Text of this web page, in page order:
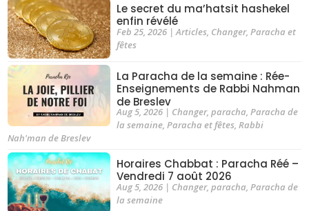
Le secret du ma’hatsit hashekel
enfin révélé
Feb 25, 2026|Articles, Changer, Paracha et
fêtes
La Paracha de la semaine : Rée-
Enseignements de Rabbi Nahman
de Breslev
Aug 5, 2026| Changer, paracha, Paracha de
la semaine, Paracha et fêtes, Rabbi
Nah'man de Breslev
Horaires Chabbat : Paracha Réé –
Vendredi 7 août 2026
Aug 5, 2026| Changer, paracha, Paracha de
la semaine